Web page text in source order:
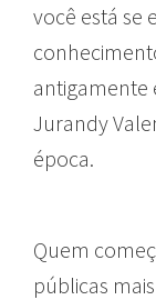
você está se
antigamente
Jurandy
época.
Quem
públicas